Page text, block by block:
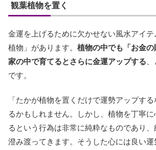
観葉植物を置く
金運を上げるために欠かせない風水アイ
植物」があります。 植物の中でも「お金
家の中で育てるとさらに金運アップする
です。
「たかが植物を置くだけで運勢アップす
るかもしれません。しかし、植物を丁寧
るという行為は非常に純粋なものであり
澄み渡ってきます。そうした心には良い